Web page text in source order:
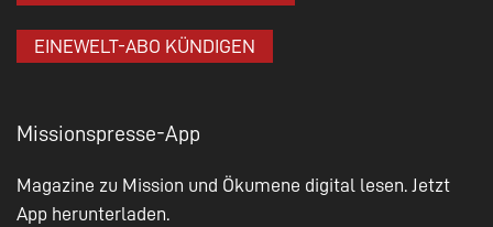
EINEWELT-ABO KÜNDIGEN
Missionspresse-App
Magazine zu Mission und Ökumene digital lesen. Jetzt
App herunterladen.